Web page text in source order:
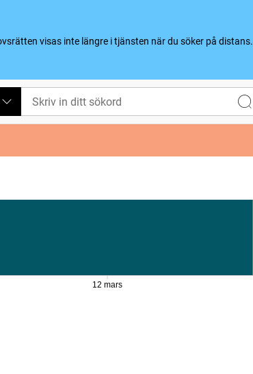
visas inte längre i tjänsten när du söker på distans.
12 mars